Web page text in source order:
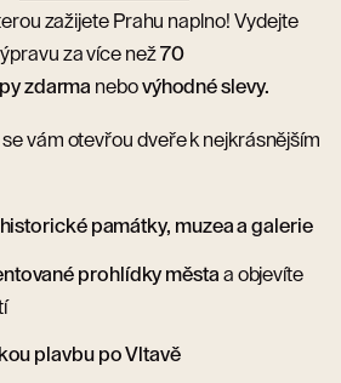
zažijete Prahu naplno! Vydejte
za více než70
zdarma nebovýhodné slevy.
vám otevřou dveře k nejkrásnějším
památky, muzea a galerie
prohlídky města a objevíte
plavbu po Vltavě